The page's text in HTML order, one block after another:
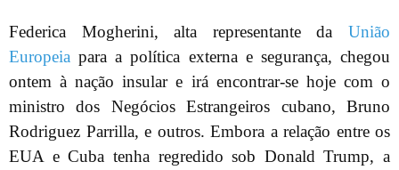
Federica Mogherini, alta representante da União
Europeia para a política externa e segurança, chegou
ontem à nação insular e irá encontrar-se hoje com o
ministro dos Negócios Estrangeiros cubano, Bruno
Rodriguez Parrilla, e outros. Embora a relação entre os
EUA e Cuba tenha regredido sob Donald Trump, a